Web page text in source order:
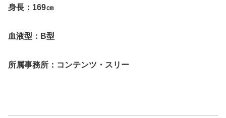
身長：169㎝
血液型：B型
所属事務所：コンテンツ・スリー